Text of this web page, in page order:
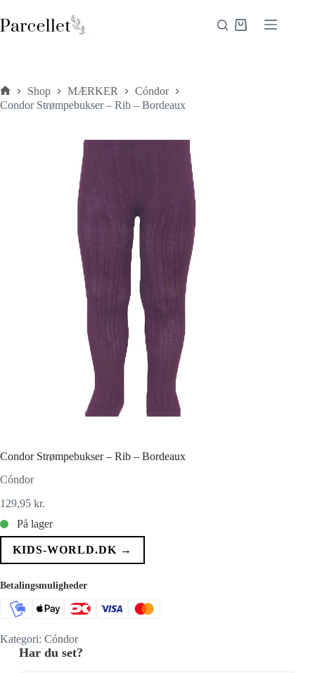
til
indhold
Indkøbskurv
Forside
Shop MÆRKER
Cóndor
Condor Strømpebukser – Rib – Bordeaux
Condor Strømpebukser – Rib – Bordeaux
Cóndor
129,95 kr.
På lager
KIDS-WORLD.DK →
Betalingsmuligheder
Kategori: Cóndor
Har du set?